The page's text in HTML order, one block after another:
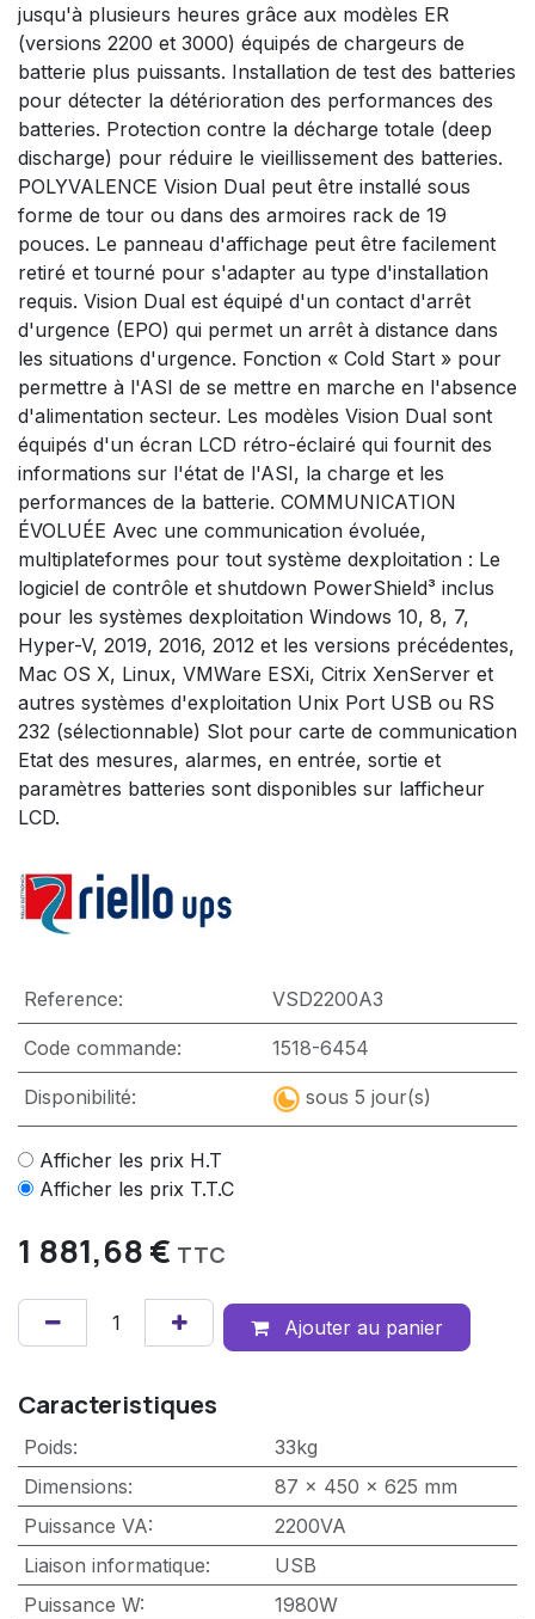
jusqu'à plusieurs heures grâce aux modèles ER
(versions 2200 et 3000) équipés de chargeurs de
batterie plus puissants. Installation de test des batteries
pour détecter la détérioration des performances des
batteries. Protection contre la décharge totale (deep
discharge) pour réduire le vieillissement des batteries.
POLYVALENCE Vision Dual peut être installé sous
forme de tour ou dans des armoires rack de 19
pouces. Le panneau d'affichage peut être facilement
retiré et tourné pour s'adapter au type d'installation
requis. Vision Dual est équipé d'un contact d'arrêt
d'urgence (EPO) qui permet un arrêt à distance dans
les situations d'urgence. Fonction « Cold Start » pour
permettre à l'ASI de se mettre en marche en l'absence
d'alimentation secteur. Les modèles Vision Dual sont
équipés d'un écran LCD rétro-éclairé qui fournit des
informations sur l'état de l'ASI, la charge et les
performances de la batterie. COMMUNICATION
ÉVOLUÉE Avec une communication évoluée,
multiplateformes pour tout système dexploitation : Le
logiciel de contrôle et shutdown PowerShield³ inclus
pour les systèmes dexploitation Windows 10, 8, 7,
Hyper-V, 2019, 2016, 2012 et les versions précédentes,
Mac OS X, Linux, VMWare ESXi, Citrix XenServer et
autres systèmes d'exploitation Unix Port USB ou RS
232 (sélectionnable) Slot pour carte de communication
Etat des mesures, alarmes, en entrée, sortie et
paramètres batteries sont disponibles sur lafficheur
LCD.
Reference: VSD2200A3
Code commande: 1518-6454
Disponibilité: sous 5 jour(s)
Afficher les prix H.T
Afficher les prix T.T.C
1 881,68€ TTC
Ajouter au panier
Caracteristiques
Poids:
33kg
Dimensions:
87 x 450 x 625 mm
Puissance VA:
2200VA
Liaison informatique:
USB
Puissance W:
1980W